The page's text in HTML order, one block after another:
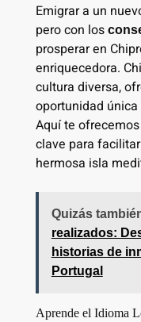
Emigrar a un
pero con los
prosperar en
enriquecedora.
cultura diversa,
oportunidad
Aquí te
clave para
hermosa isla
Quizás
realizados:
historias de
Portugal
Aprende el Idioma